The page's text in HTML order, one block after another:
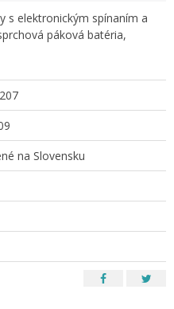
s elektronickým spínaním a
páková batéria,
na Slovensku